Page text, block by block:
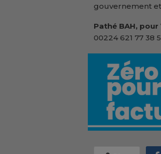
gouvernement et
Pathé BAH,
00224 621 77 38